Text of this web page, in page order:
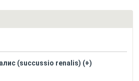
(succussio renalis) (+)